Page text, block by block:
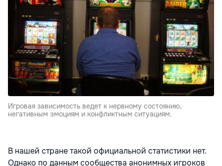
Игровая зависимость ведет к нервному состоянию,
негативным эмоциям и конфликтным ситуациям.
В нашей стране такой официальной статистики нет.
Однако по данным сообщества анонимных игроков